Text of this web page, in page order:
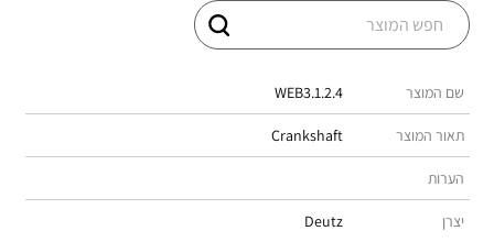
שם המוצר WEB3.1.2.4
תאור המוצר Crankshaft
הערות
יצרן Deutz